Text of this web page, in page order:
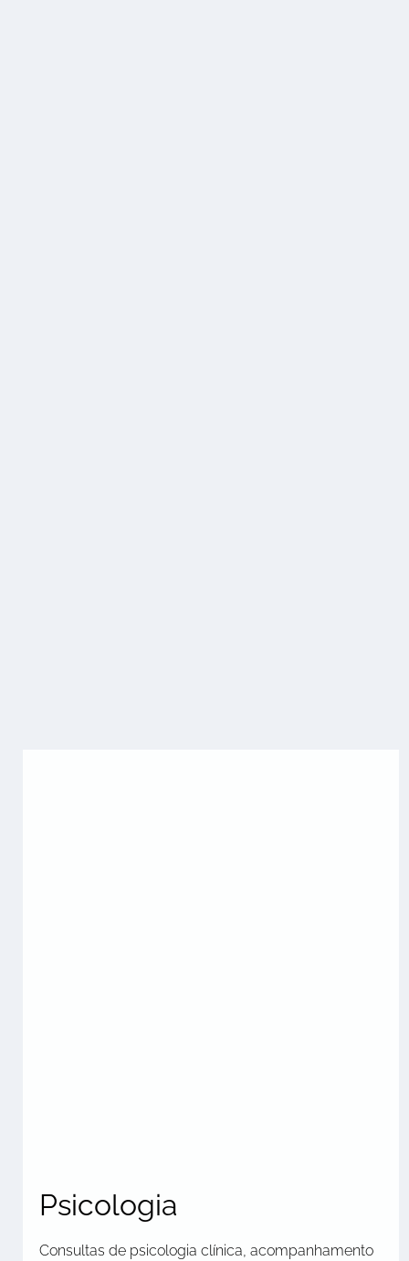
Psicologia
Consultas de psicologia clínica, acompanhamento